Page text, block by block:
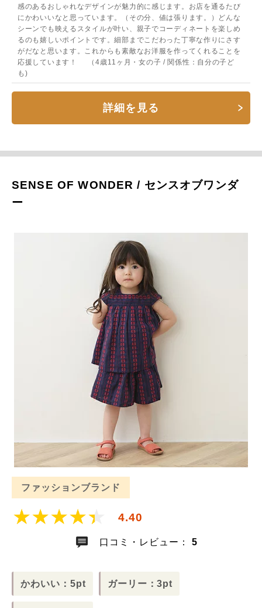
感のあるおしゃれなデザインが魅力的に感じます。お店を通るたび
にかわいいなと思っています。（その分、値は張ります。）どんな
シーンでも映えるスタイルが叶い、親子でコーディネートを楽しめ
るのも嬉しいポイントです。細部までこだわった丁寧な作りにさす
がだなと思います。これからも素敵なお洋服を作ってくれることを
応援しています！ （4歳11ヶ月・女の子 / 関係性：自分の子ど
も)
詳細を見る
SENSE OF WONDER / センスオブワンダ
ー
ファッションブランド
4.40
口コミ・レビュー： 5
かわいい：5pt ガーリー：3pt